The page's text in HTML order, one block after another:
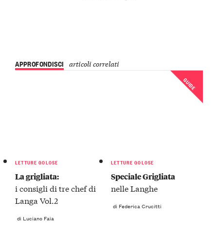
APPROFONDISCI articoli correlati
LETTURE GOLOSE
La grigliata:
i consigli di tre chef di
Langa Vol.2
di Luciano Faia
GUIDE
LETTURE GOLOSE
Speciale Grigliata
nelle Langhe
di Federica Crucitti